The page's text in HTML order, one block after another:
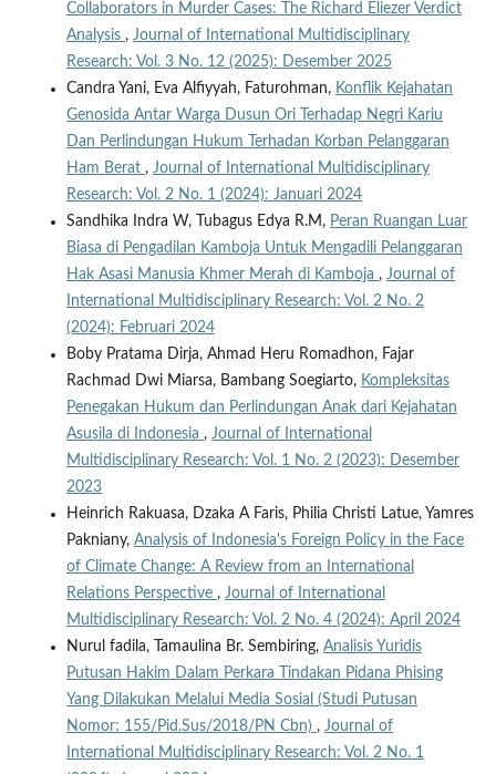
Collaborators in Murder Cases: The Richard Eliezer Verdict
Analysis , Journal of International Multidisciplinary
Research: Vol. 3 No. 12 (2025): Desember 2025
Candra Yani, Eva Alfiyyah, Faturohman, Konflik Kejahatan
Genosida Antar Warga Dusun Ori Terhadap Negri Kariu
Dan Perlindungan Hukum Terhadan Korban Pelanggaran
Ham Berat , Journal of International Multidisciplinary
Research: Vol. 2 No. 1 (2024): Januari 2024
Sandhika Indra W, Tubagus Edya R.M, Peran Ruangan Luar
Biasa di Pengadilan Kamboja Untuk Mengadili Pelanggaran
Hak Asasi Manusia Khmer Merah di Kamboja , Journal of
International Multidisciplinary Research: Vol. 2 No. 2
(2024): Februari 2024
Boby Pratama Dirja, Ahmad Heru Romadhon, Fajar
Rachmad Dwi Miarsa, Bambang Soegiarto, Kompleksitas
Penegakan Hukum dan Perlindungan Anak dari Kejahatan
Asusila di Indonesia , Journal of International
Multidisciplinary Research: Vol. 1 No. 2 (2023): Desember
2023
Heinrich Rakuasa, Dzaka A Faris, Philia Christi Latue, Yamres
Pakniany, Analysis of Indonesia's Foreign Policy in the Face
of Climate Change: A Review from an International
Relations Perspective , Journal of International
Multidisciplinary Research: Vol. 2 No. 4 (2024): April 2024
Nurul fadila, Tamaulina Br. Sembiring, Analisis Yuridis
Putusan Hakim Dalam Perkara Tindakan Pidana Phising
Yang Dilakukan Melalui Media Sosial (Studi Putusan
Nomor: 155/Pid.Sus/2018/PN Cbn) , Journal of
International Multidisciplinary Research: Vol. 2 No. 1